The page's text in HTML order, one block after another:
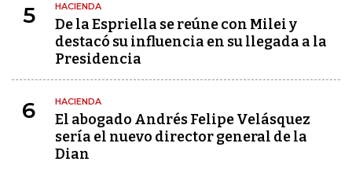
5 HACIENDA
De la Espriella se reúne con Milei y
destacó su influencia en su llegada a la
Presidencia
6 HACIENDA
El abogado Andrés Felipe Velásquez
sería el nuevo director general de la
Dian